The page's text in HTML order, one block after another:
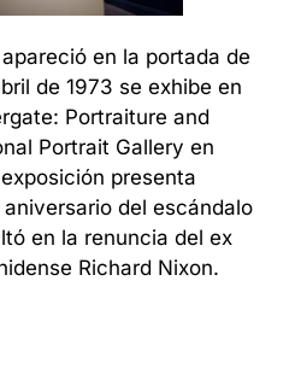
en la portada de
de 1973 se exhibe en
Portraiture and
Portrait Gallery en
presenta
del escándalo
en la renuncia del ex
Richard Nixon.